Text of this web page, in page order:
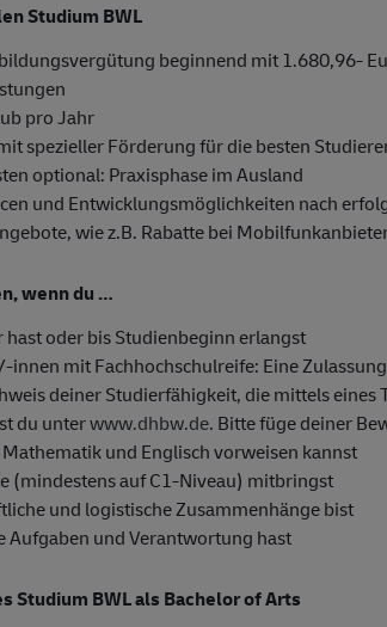
Studium BWL
beginnend mit 1.680,96-
pro Jahr
spezieller Förderung für die besten
optional: Praxisphase im Ausland
und Entwicklungsmöglichkeiten nach
wie z.B. Rabatte bei
wenn du …
oder bis Studienbeginn erlangst
mit Fachhochschulreife: Eine
deiner Studierfähigkeit, die mittels
du unterwww.dhbw.de. Bitte füge deiner
und Englisch vorweisen kannst
(mindestens auf C1-Niveau) mitbringst
und logistische Zusammenhänge bist
Aufgaben und Verantwortung hast
Studium BWL als Bachelor of Arts